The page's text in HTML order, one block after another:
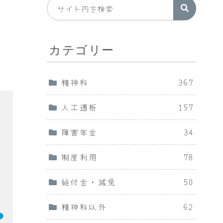
カテゴリー
精神科 367
人工透析 157
障害年金 34
制度利用 78
給付金・減免 50
精神科以外 62